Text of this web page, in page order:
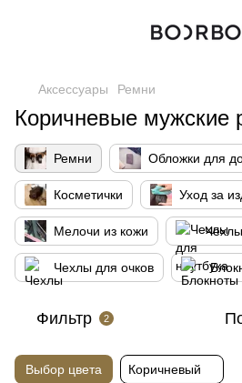
Аксессуары Ремни
Коричневые мужские
Ремни Обложки для
Косметички Уход за
Мелочи из кожи
Чехлы для очков
Фильтр 2
Выбор цвета Коричневый